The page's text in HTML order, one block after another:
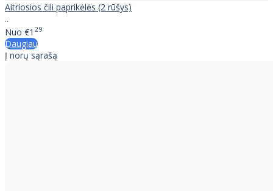
Aitriosios čili paprikėlės (2 rūšys)
..
Nuo €1 29
Daugiau
Į norų sąrašą